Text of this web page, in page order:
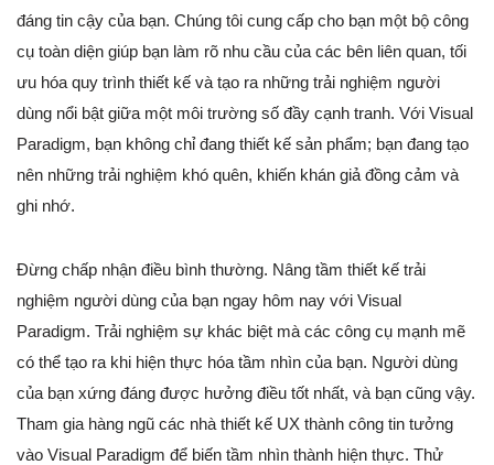
đáng tin cậy của bạn. Chúng tôi cung cấp cho bạn một bộ công
cụ toàn diện giúp bạn làm rõ nhu cầu của các bên liên quan, tối
ưu hóa quy trình thiết kế và tạo ra những trải nghiệm người
dùng nổi bật giữa một môi trường số đầy cạnh tranh. Với Visual
Paradigm, bạn không chỉ đang thiết kế sản phẩm; bạn đang tạo
nên những trải nghiệm khó quên, khiến khán giả đồng cảm và
ghi nhớ.
Đừng chấp nhận điều bình thường. Nâng tầm thiết kế trải
nghiệm người dùng của bạn ngay hôm nay với Visual
Paradigm. Trải nghiệm sự khác biệt mà các công cụ mạnh mẽ
có thể tạo ra khi hiện thực hóa tầm nhìn của bạn. Người dùng
của bạn xứng đáng được hưởng điều tốt nhất, và bạn cũng vậy.
Tham gia hàng ngũ các nhà thiết kế UX thành công tin tưởng
vào Visual Paradigm để biến tầm nhìn thành hiện thực. Thử